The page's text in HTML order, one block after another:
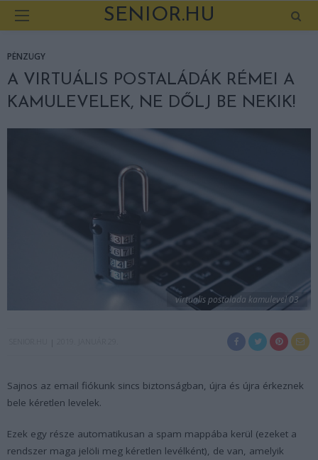
SENIOR.HU
PÉNZÜGY
A VIRTUÁLIS POSTALÁDÁK RÉMEI A
KAMULEVELEK, NE DŐLJ BE NEKIK!
virtualis postalada kamulevel 03
Sajnos az email fiókunk sincs biztonságban, újra és újra érkeznek
bele kéretlen levelek.
Ezek egy része automatikusan a spam mappába kerül (ezeket a
rendszer maga jelöli meg kéretlen levélként), de van, amelyik